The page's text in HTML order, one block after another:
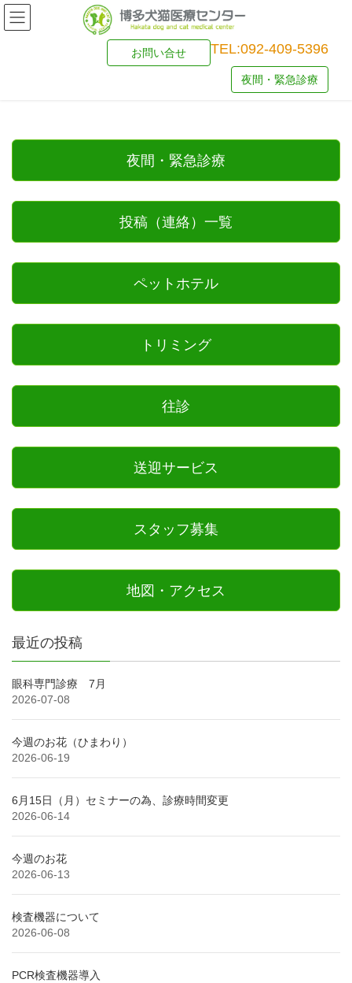
TEL:092-409-5396
お問い合せ
夜間・緊急診療
夜間・緊急診療
投稿（連絡）一覧
ペットホテル
トリミング
往診
送迎サービス
スタッフ募集
地図・アクセス
最近の投稿
眼科専門診療 7月
2026-07-08
今週のお花（ひまわり）
2026-06-19
6月15日（月）セミナーの為、診療時間変更
2026-06-14
今週のお花
2026-06-13
検査機器について
2026-06-08
PCR検査機器導入